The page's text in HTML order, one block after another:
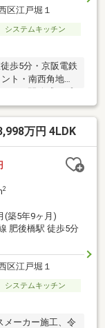
区江戸堀１
システムキッチン
歩5分・京阪電鉄
ト・南西角地な
ホームエレベータ
はミニキッチン・
・全居室6帖以上
現※2026年7月末
ング実施予定▽ご
よりお待ちして
万円 4LDK
2
(築5年9ヶ月)
肥後橋駅 徒歩5分
区江戸堀１
システムキッチン
ーカー施工、令